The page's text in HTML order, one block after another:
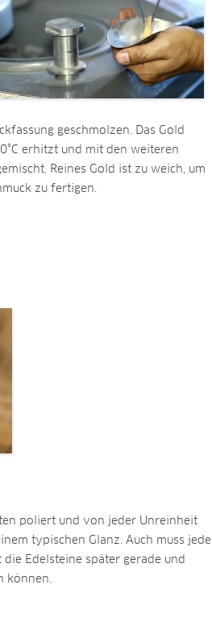
geschmolzen. Das Gold
erhitzt und mit den weiteren
Reines Gold ist zu weich, um
zu fertigen.
poliert und von jeder Unreinheit
typischen Glanz. Auch muss jede
Edelsteine später gerade und
können.